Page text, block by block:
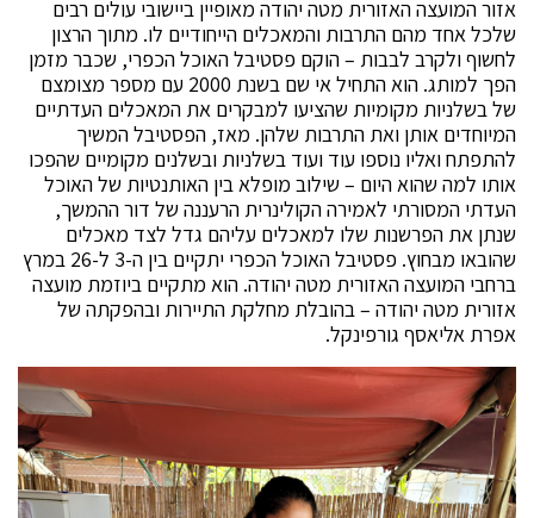
אזור המועצה האזורית מטה יהודה מאופיין ביישובי עולים רבים
שלכל אחד מהם התרבות והמאכלים הייחודיים לו. מתוך הרצון
לחשוף ולקרב לבבות – הוקם פסטיבל האוכל הכפרי, שכבר מזמן
הפך למותג. הוא התחיל אי שם בשנת 2000 עם מספר מצומצם
של בשלניות מקומיות שהציעו למבקרים את המאכלים העדתיים
המיוחדים אותן ואת התרבות שלהן. מאז, הפסטיבל המשיך
להתפתח ואליו נוספו עוד ועוד בשלניות ובשלנים מקומיים שהפכו
אותו למה שהוא היום – שילוב מופלא בין האותנטיות של האוכל
העדתי המסורתי לאמירה הקולינרית הרעננה של דור ההמשך,
שנתן את הפרשנות שלו למאכלים עליהם גדל לצד מאכלים
שהובאו מבחוץ. פסטיבל האוכל הכפרי יתקיים בין ה-3 ל-26 במרץ
ברחבי המועצה האזורית מטה יהודה. הוא מתקיים ביוזמת מועצה
אזורית מטה יהודה – בהובלת מחלקת התיירות ובהפקתה של
אפרת אליאסף גורפינקל.